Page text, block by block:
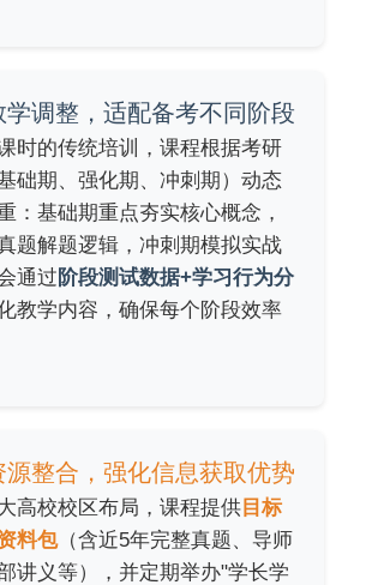
学调整，适配备考不同阶段
时的传统培训，课程根据考研
础期、强化期、冲刺期）动态
：基础期重点夯实核心概念，
题解题逻辑，冲刺期模拟实战
通过 阶段测试数据+学习行为分
教学内容，确保每个阶段效率
源整合，强化信息获取优势
高校校区布局，课程提供 目标
料包（含近5年完整真题、导师
讲义等），并定期举办"学长学